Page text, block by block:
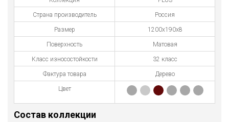
Страна производитель Россия
Размер 1200х190х8
Поверхность Матовая
Класс износостойкости 32 класс
Фактура товара Дерево
Цвет
Состав коллекции